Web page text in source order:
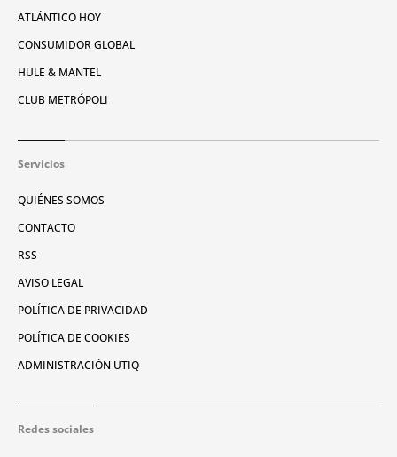
ATLÁNTICO HOY
CONSUMIDOR GLOBAL
HULE & MANTEL
CLUB METRÓPOLI
Servicios
QUIÉNES SOMOS
CONTACTO
RSS
AVISO LEGAL
POLÍTICA DE PRIVACIDAD
POLÍTICA DE COOKIES
ADMINISTRACIÓN UTIQ
Redes sociales